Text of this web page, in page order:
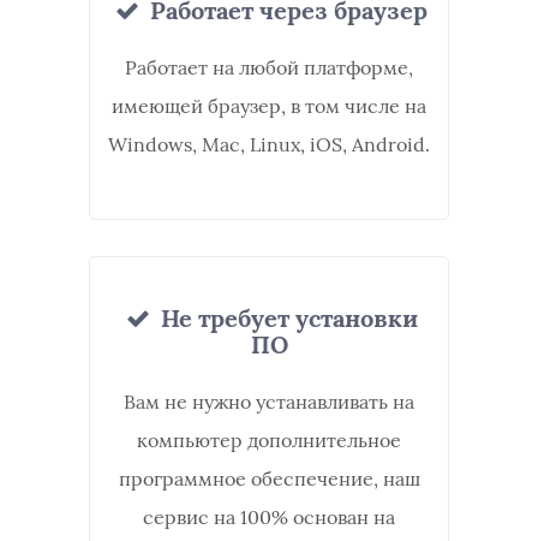
Работает через браузер
Работает на любой платформе,
имеющей браузер, в том числе на
Windows, Mac, Linux, iOS, Android.
Не требует установки
ПО
Вам не нужно устанавливать на
компьютер дополнительное
программное обеспечение, наш
сервис на 100% основан на